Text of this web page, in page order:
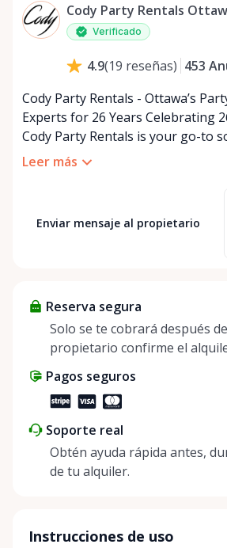
Cody Party Rentals
Verificado
4.9(19 reseñas) 453
Cody Party Rentals - Ottawa’s
Experts for 26 Years Celebrating 26 years in Ottawa,
Cody Party Rentals is your go-to
things party and event rentals. We’re proud to be a
At Cody Party Rentals, we believe
sharing—giving others the
items and experience the benefits
positive impact on the environment. By choosing
share instead of buy, we’re all
make things easier on Mother
Leer más
Enviar mensaje al propietario
Reserva segura
Solo se te cobrará después
propietario confirme el
Pagos seguros
Soporte real
Obtén ayuda rápida antes,
de tu alquiler.
Instrucciones de uso